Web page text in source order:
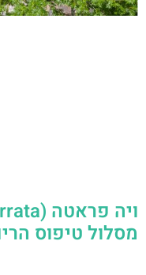
מסלול טיפוס